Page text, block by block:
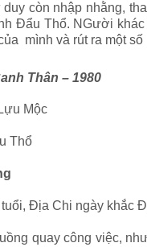
còn nhập nhằng,
Đẩu Thổ. NGười
mình và rút ra một số
Thân – 1980
Mộc
Thổ
Địa Chi ngày khắc
quay công việc,